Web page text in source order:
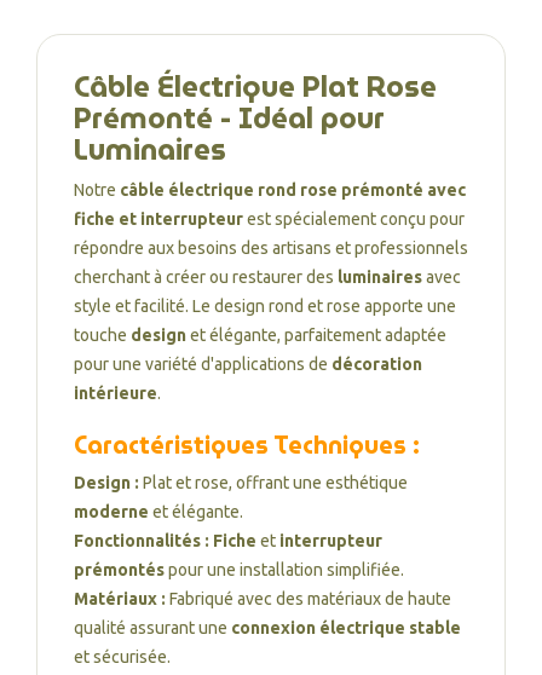
Câble Électrique Plat Rose
Prémonté - Idéal pour
Luminaires
Notre câble électrique rond rose prémonté avec
fiche et interrupteurest spécialement conçu pour
répondre aux besoins des artisans et professionnels
cherchant à créer ou restaurer des luminairesavec
style et facilité. Le design rond et rose apporte une
touche designet élégante, parfaitement adaptée
pour une variété d'applications de décoration
intérieure.
Caractéristiques Techniques :
Design : Plat et rose, offrant une esthétique
moderne et élégante.
Fonctionnalités : Fiche et interrupteur
prémontéspour une installation simplifiée.
Matériaux : Fabriqué avec des matériaux de haute
qualité assurant une connexion électrique stable
et sécurisée.